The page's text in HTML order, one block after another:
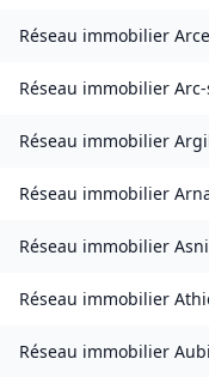
Réseau immobilier
Réseau immobilier
Réseau immobilier
Réseau immobilier
Réseau immobilier
Réseau immobilier
Réseau immobilier